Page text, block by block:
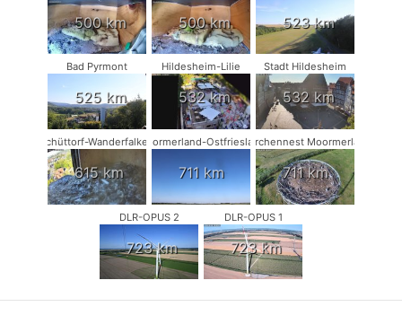
500 km 500 km 523 km
Bad Pyrmont
525 km
Hildesheim-Lilie
532 km
Stadt Hildesheim
532 km
Schüttorf-Wanderfalken
615 km
Moormerland-Ostfriesland
711 km
Storchennest Moormerland
711 km
DLR-OPUS 2
723 km
DLR-OPUS 1
723 km